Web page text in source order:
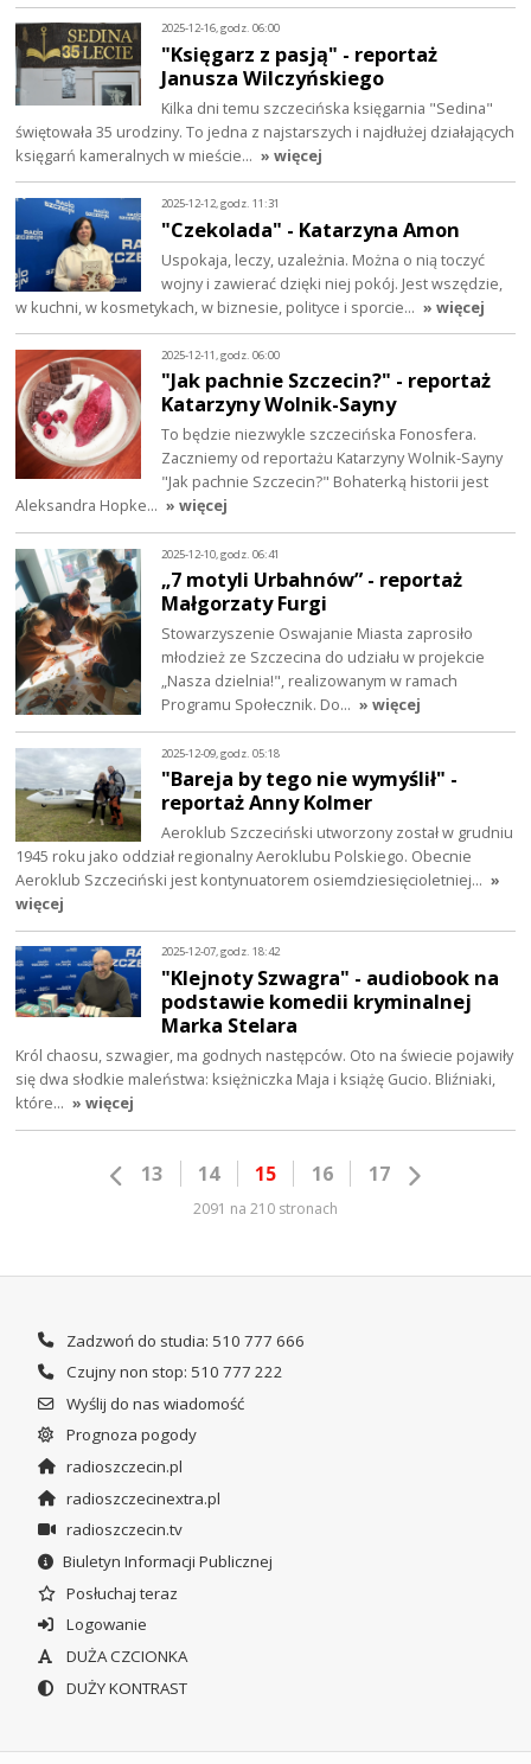
2025-12-16, godz. 06:00
"Księgarz z pasją" - reportaż
Janusza Wilczyńskiego
Kilka dni temu szczecińska księgarnia "Sedina"
świętowała 35 urodziny. To jedna z najstarszych i najdłużej działających
księgarń kameralnych w mieście… » więcej
2025-12-12, godz. 11:31
"Czekolada" - Katarzyna Amon
Uspokaja, leczy, uzależnia. Można o nią toczyć
wojny i zawierać dzięki niej pokój. Jest wszędzie,
w kuchni, w kosmetykach, w biznesie, polityce i sporcie… » więcej
2025-12-11, godz. 06:00
"Jak pachnie Szczecin?" - reportaż
Katarzyny Wolnik-Sayny
To będzie niezwykle szczecińska Fonosfera.
Zaczniemy od reportażu Katarzyny Wolnik-Sayny
"Jak pachnie Szczecin?" Bohaterką historii jest
Aleksandra Hopke… » więcej
2025-12-10, godz. 06:41
„7 motyli Urbahnów” - reportaż
Małgorzaty Furgi
Stowarzyszenie Oswajanie Miasta zaprosiło
młodzież ze Szczecina do udziału w projekcie
„Nasza dzielnia!", realizowanym w ramach
Programu Społecznik. Do… » więcej
2025-12-09, godz. 05:18
"Bareja by tego nie wymyślił" -
reportaż Anny Kolmer
Aeroklub Szczeciński utworzony został w grudniu
1945 roku jako oddział regionalny Aeroklubu Polskiego. Obecnie
Aeroklub Szczeciński jest kontynuatorem osiemdziesięcioletniej… »
więcej
2025-12-07, godz. 18:42
"Klejnoty Szwagra" - audiobook na
podstawie komedii kryminalnej
Marka Stelara
Król chaosu, szwagier, ma godnych następców. Oto na świecie pojawiły
się dwa słodkie maleństwa: księżniczka Maja i książę Gucio. Bliźniaki,
które… » więcej
13 14 15 16 17
2091 na 210 stronach
Zadzwoń do studia: 510 777 666
Czujny non stop: 510 777 222
Wyślij do nas wiadomość
Prognoza pogody
radioszczecin.pl
radioszczecinextra.pl
radioszczecin.tv
Biuletyn Informacji Publicznej
Posłuchaj teraz
Logowanie
DUŻA CZCIONKA
DUŻY KONTRAST